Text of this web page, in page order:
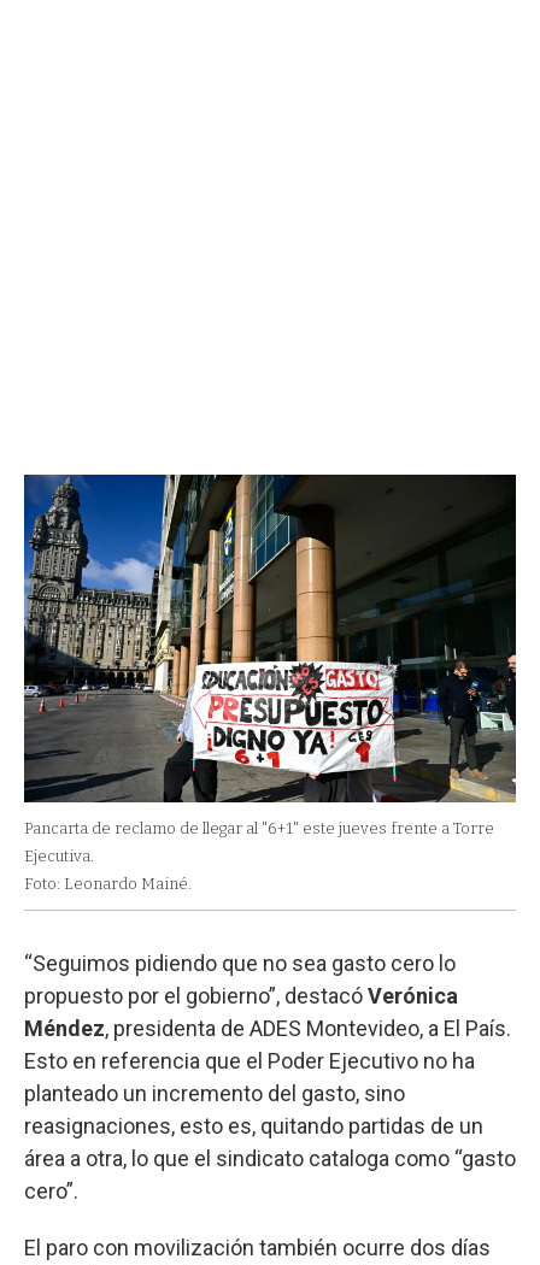
Pancarta de reclamo de llegar al "6+1" este jueves frente a Torre
Ejecutiva.
Foto: Leonardo Mainé.
“Seguimos pidiendo que no sea gasto cero lo
propuesto por el gobierno”, destacóVerónica
Méndez, presidenta de ADES Montevideo, a El País.
Esto en referencia que el Poder Ejecutivo no ha
planteado un incremento del gasto, sino
reasignaciones, esto es, quitando partidas de un
área a otra, lo que el sindicato cataloga como “gasto
cero”.
El paro con movilización también ocurre dos días